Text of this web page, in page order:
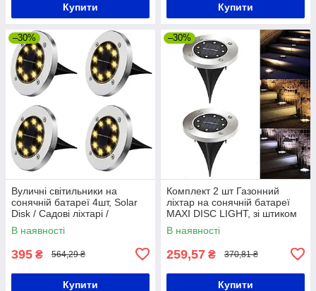
Купити Купити
–30%
Вуличні світильники на
сонячній батареї 4шт, Solar
Disk / Садові ліхтарі /
Світильники садові
В наявності
395 ₴ 564,29 ₴
Купити
–30%
Комплект 2 шт Газонний
ліхтар на сонячній батареї
MAXI DISC LIGHT, зі штиком
для газону / Садовий
світильник
В наявності
259,57 ₴ 370,81 ₴
Купити